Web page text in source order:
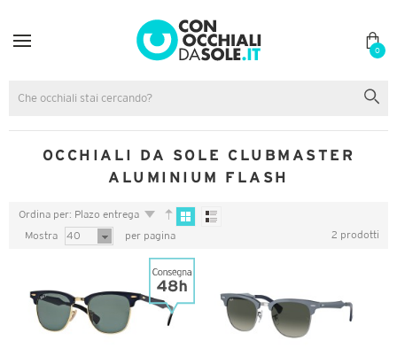
0
OCCHIALI DA SOLE CLUBMASTER
ALUMINIUM FLASH
Ordina per: Plazo entrega
Mostra
40 per pagina 2 prodotti